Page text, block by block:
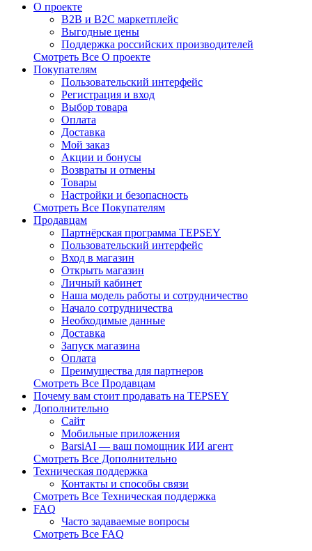
О проекте
B2B и B2C маркетплейс
Выгодные цены
Поддержка российских производителей
Смотреть Все О проекте
Покупателям
Пользовательский интерфейс
Регистрация и вход
Выбор товара
Оплата
Доставка
Мой заказ
Акции и бонусы
Возвраты и отмены
Товары
Настройки и безопасность
Смотреть Все Покупателям
Продавцам
Партнёрская программа TEPSEY
Пользовательский интерфейс
Вход в магазин
Открыть магазин
Личный кабинет
Наша модель работы и сотрудничество
Начало сотрудничества
Необходимые данные
Доставка
Запуск магазина
Оплата
Преимущества для партнеров
Смотреть Все Продавцам
Почему вам стоит продавать на TEPSEY
Дополнительно
Сайт
Мобильные приложения
BarsiAI — ваш помощник ИИ агент
Смотреть Все Дополнительно
Техническая поддержка
Контакты и способы связи
Смотреть Все Техническая поддержка
FAQ
Часто задаваемые вопросы
Смотреть Все FAQ